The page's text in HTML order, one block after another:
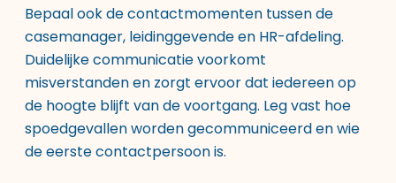
Bepaal ook de contactmomenten tussen de
casemanager, leidinggevende en HR-afdeling.
Duidelijke communicatie voorkomt
misverstanden en zorgt ervoor dat iedereen op
de hoogte blijft van de voortgang. Leg vast hoe
spoedgevallen worden gecommuniceerd en wie
de eerste contactpersoon is.